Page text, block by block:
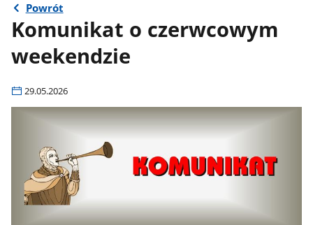
Powrót
Komunikat o czerwcowym
weekendzie
29.05.2026